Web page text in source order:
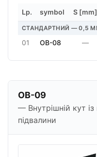
Lp. symbol S [mm]
СТАНДАРТНИЙ — 0,5
01 OB-08 —
OB-09
— Внутрішній кут
підвалини